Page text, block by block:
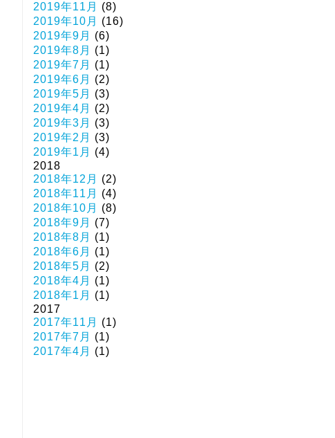
2019年11月
(8)
2019年10月
(16)
2019年9月
(6)
2019年8月
(1)
2019年7月
(1)
2019年6月
(2)
2019年5月
(3)
2019年4月
(2)
2019年3月
(3)
2019年2月
(3)
2019年1月
(4)
2018
2018年12月
(2)
2018年11月
(4)
2018年10月
(8)
2018年9月
(7)
2018年8月
(1)
2018年6月
(1)
2018年5月
(2)
2018年4月
(1)
2018年1月
(1)
2017
2017年11月
(1)
2017年7月
(1)
2017年4月
(1)